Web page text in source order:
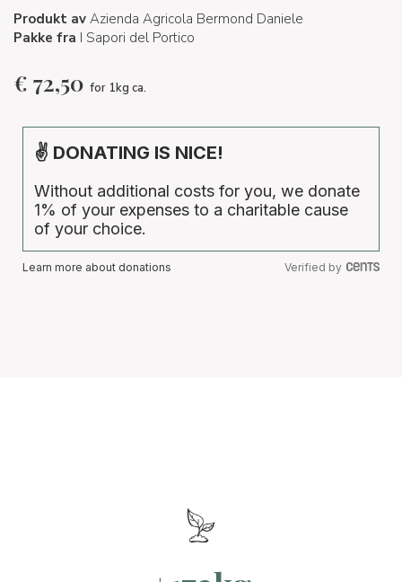
Produkt av Azienda Agricola Bermond Daniele
Pakke fra I Sapori del Portico
€ 72,50 for 1kg ca.
✌ DONATING IS NICE!
Without additional costs for you, we donate
1% of your expenses to a charitable cause
of your choice.
Learn more about donations Verified by